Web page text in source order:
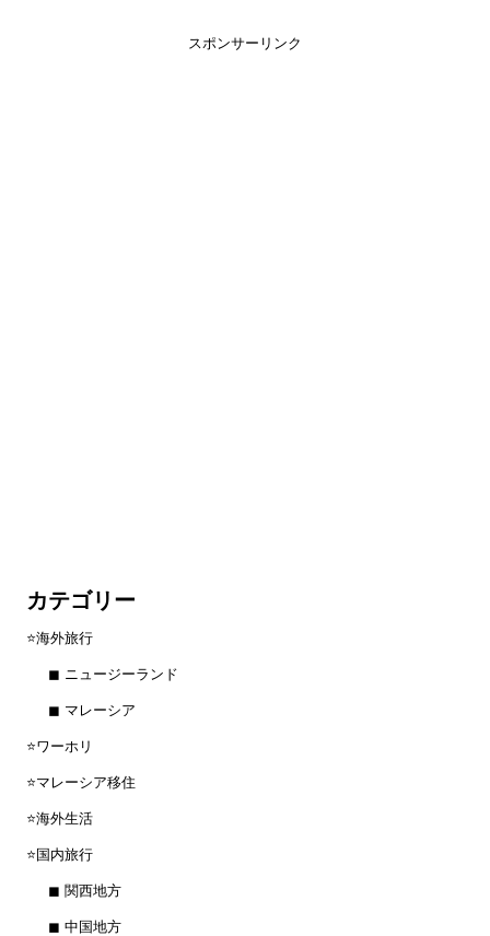
スポンサーリンク
カテゴリー
⭐️海外旅行
◼︎ ニュージーランド
◼︎ マレーシア
⭐️ワーホリ
⭐️マレーシア移住
⭐️海外生活
⭐️国内旅行
◼︎ 関西地方
◼︎ 中国地方